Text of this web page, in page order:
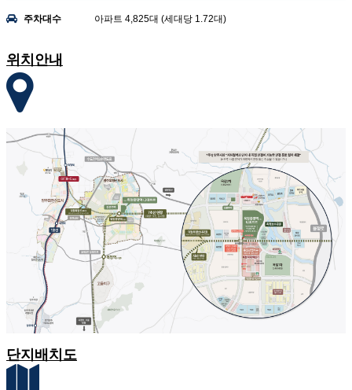
주차대수 아파트 4,825대 (세대당 1.72대)
위치안내
단지배치도